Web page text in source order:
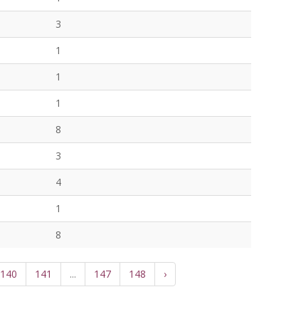
3
1
1
1
8
3
4
1
8
140 141 ... 147 148 ›